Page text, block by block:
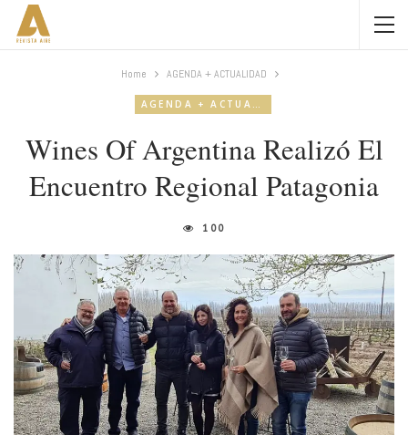
Home AGENDA + ACTUALIDAD
AGENDA + ACTUALIDAD
Wines Of Argentina Realizó El
Encuentro Regional Patagonia
100